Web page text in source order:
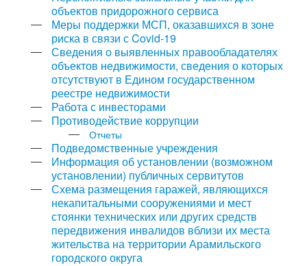
объектов придорожного сервиса
Меры поддержки МСП, оказавшихся в зоне
риска в связи с Covid-19
Сведения о выявленных правообладателях
объектов недвижимости, сведения о которых
отсутствуют в Едином государственном
реестре недвижимости
Работа с инвесторами
Противодействие коррупции
Отчеты
Подведомственные учреждения
Информация об установлении (возможном
установлении) публичных сервитутов
Схема размещения гаражей, являющихся
некапитальными сооружениями и мест
стоянки технических или других средств
передвижения инвалидов вблизи их места
жительства на территории Арамильского
городского округа